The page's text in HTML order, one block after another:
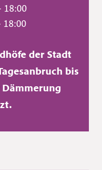
18:00
18:00
der Stadt
bis